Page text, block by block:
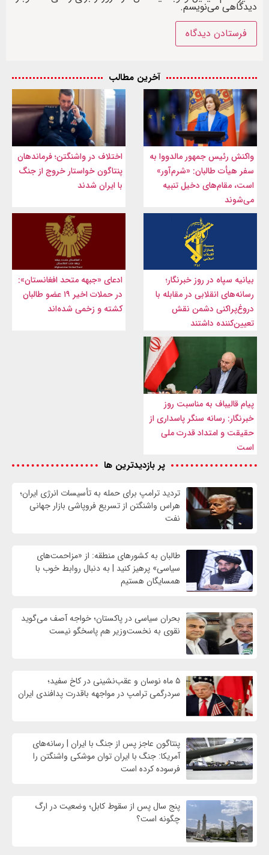
دیدگاهی می‌نویسم.
آخرین مطالب
واکنش رئیس جمهور مالدووا به
سفر هیأت طالبان: «شرم‌آور»
است، مقام‌های دخیل تنبیه
می‌شوند
اختلاف در واشنگتن؛ فرماندهان
پنتاگون خواستار خروج از جنگ
با ایران شدند
بیانیه سپاه در روز خبرنگار؛
رسانه‌های انقلابی در مقابله با
دروغ‌پراکنی دشمن نقش
تعیین‌کننده داشتند
ادعای «جبهه متحد افغانستان»:
در حملات اخیر ۱۹ عضو طالبان
کشته و زخمی شده‌اند
پیام قالیباف به مناسبت روز
خبرنگار: رسانه سنگر پاسداری از
حقیقت و امتداد قدرت ملی
است
پر بازدیدترین ها
تردید ترامپ برای حمله به تأسیسات انرژی ایران؛
هراس واشنگتن از تسریع فروپاشی بازار جهانی
نفت
طالبان به کشورهای منطقه: از «مزاحمت‌های
سیاسی» پرهیز کنید | به دنبال روابط خوب با
همسایگان هستیم
بحران سیاسی در پاکستان؛ خواجه آصف می‌گوید
نقوی به نخست‌وزیر هم پاسخگو نیست
۵ ماه نوسان و عقب‌نشینی در کاخ سفید؛
سردرگمی ترامپ در مواجهه باقدرت پدافندی ایران
پنتاگون عاجز پس از جنگ با ایران | رسانه‌های
آمریکا: جنگ با ایران توان موشکی واشنگتن را
فرسوده کرده است
پنج سال پس از سقوط کابل؛ وضعیت در ارگ
چگونه است؟